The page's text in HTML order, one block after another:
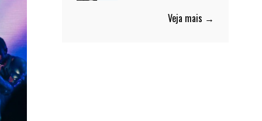
Veja mais →